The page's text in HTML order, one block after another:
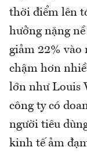
thời điểm lên
hưởng nặng
giảm 22% vào
chậm hơn
lớn như Louis
công ty có
người tiêu
kinh tế ảm